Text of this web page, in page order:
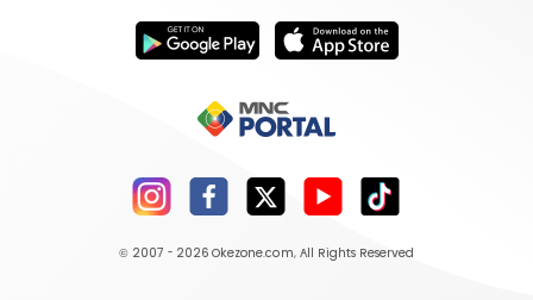
© 2007 - 2026 Okezone.com, All Rights Reserved